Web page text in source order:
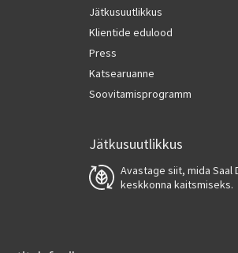
Jätkusuutlikkus
Klientide edulood
Press
Katsearuanne
Soovitamisprogramm
Jätkusuutlikkus
Avastage siit, mida Saal
keskkonna kaitsmiseks.